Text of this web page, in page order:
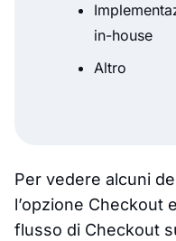
in-house
Altro
Per vedere alcuni
l’opzione Checkout
flusso di Checkout